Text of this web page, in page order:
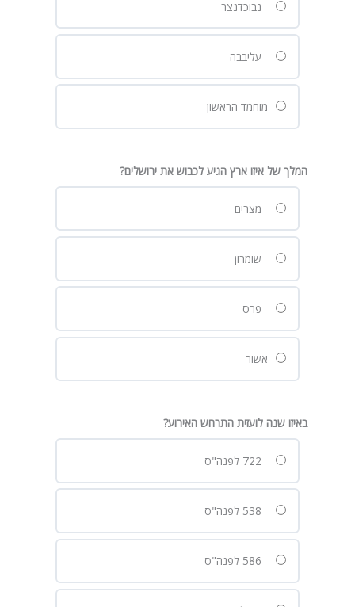
נבוכדנצר
עליבבה
מוחמד הראשון
המלך של איזו ארץ הגיע לכבוש את ירושלים?
מצרים
שומרון
פרס
אשור
באיזו שנה לועזית התרחש האירוע?